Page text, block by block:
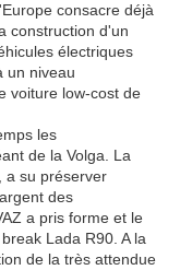
consacre déjà
construction d'un
électriques
un niveau
voiture low-cost de
les
de la Volga. La
a su préserver
des
a pris forme et le
Lada R90. A la
de la très attendue